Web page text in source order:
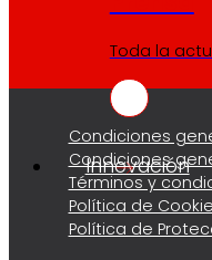
Toda la
Innovación
Condiciones
Condiciones
Términos y
Política de
Política de